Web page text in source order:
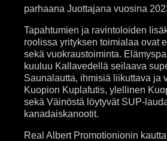
parhaana Juottajana vuosina
Tapahtumien ja ravintoloiden
roolissa yrityksen toimialaa ovat
sekä vuokraustoiminta.
kuuluu Kallavedellä seilaava
Saunalautta, ihmisiä liikuttava ja
Kuopion Kuplafutis, ylellinen
sekä Väinöstä löytyvät SUP-
kanadaiskanootit.
Real Albert Promotionionin